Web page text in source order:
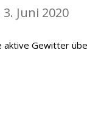
Juni 2020
aktive Gewitter